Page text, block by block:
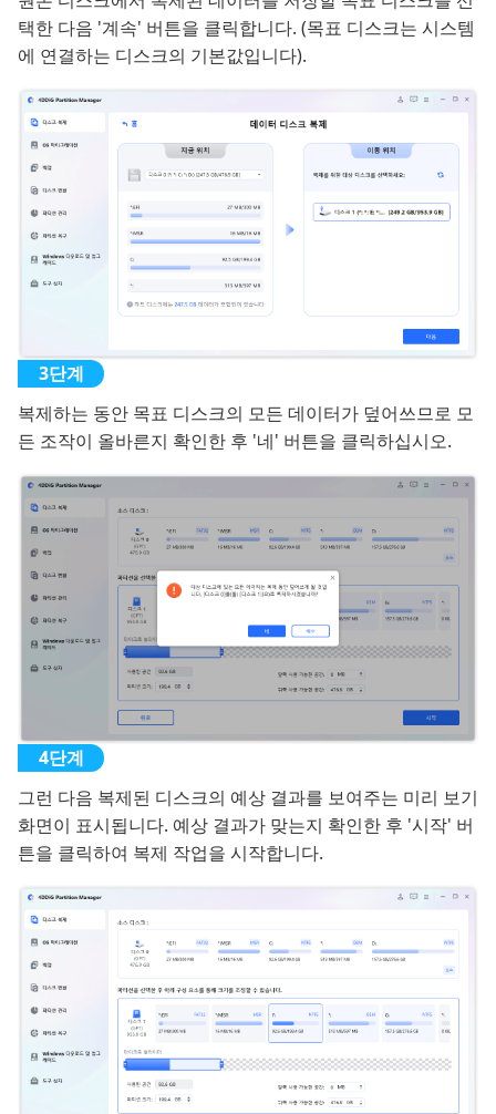
택한 다음 '계속' 버튼을 클릭합니다. (목표 디스크는 시스템
에 연결하는 디스크의 기본값입니다).
복제하는 동안 목표 디스크의 모든 데이터가 덮어쓰므로 모
든 조작이 올바른지 확인한 후 '네' 버튼을 클릭하십시오.
그런 다음 복제된 디스크의 예상 결과를 보여주는 미리 보기
화면이 표시됩니다. 예상 결과가 맞는지 확인한 후 '시작' 버
튼을 클릭하여 복제 작업을 시작합니다.